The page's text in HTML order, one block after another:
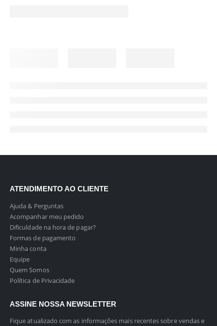
ATENDIMENTO AO CLIENTE
Ajuda & Perguntas
Acompanhar meu pedido
Dificuldade na hora de pagar?
Formas de pagamento
Minha conta
Equipe
Quem Somos
Política de Privacidade
ASSINE NOSSA NEWSLETTER
Fique atualizado com as informações mais recentes sobre vendas e